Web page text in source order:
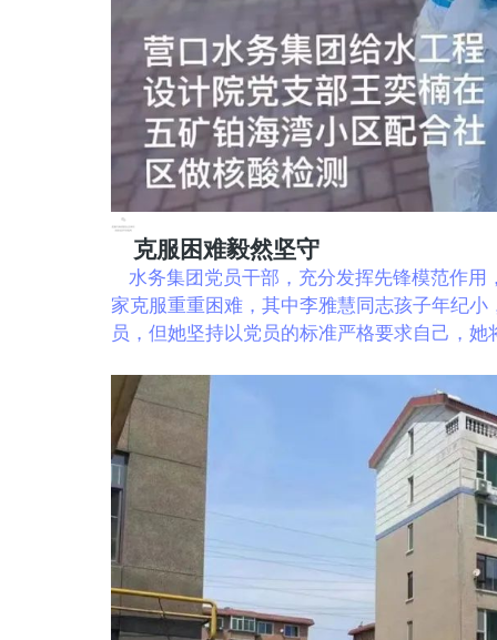
克服困难毅然坚守
水务集团党员干部，充分发挥先锋模范作用
家克服重重困难，其中李雅慧同志孩子年纪
员，但她坚持以党员的标准严格要求自己，